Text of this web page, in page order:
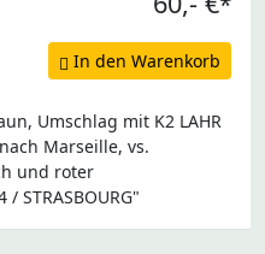
In den Warenkorb
Umschlag mit K2 LAHR
Marseille, vs.
und roter
STRASBOURG"